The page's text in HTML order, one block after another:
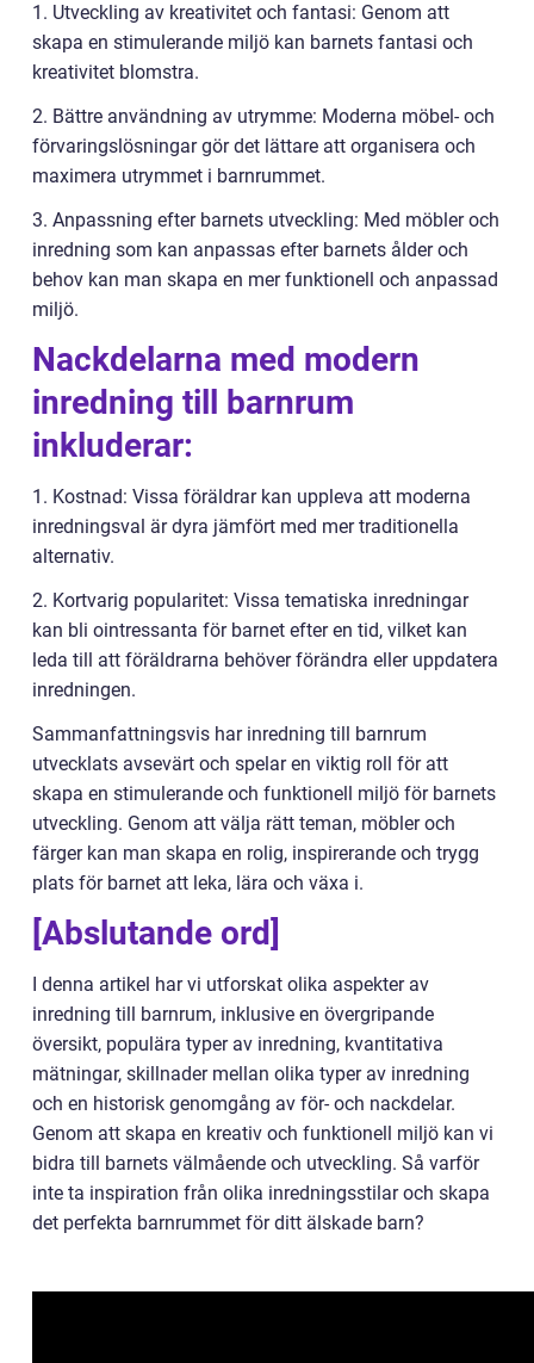
1. Utveckling av kreativitet och fantasi: Genom att
skapa en stimulerande miljö kan barnets fantasi och
kreativitet blomstra.
2. Bättre användning av utrymme: Moderna möbel- och
förvaringslösningar gör det lättare att organisera och
maximera utrymmet i barnrummet.
3. Anpassning efter barnets utveckling: Med möbler och
inredning som kan anpassas efter barnets ålder och
behov kan man skapa en mer funktionell och anpassad
miljö.
Nackdelarna med modern
inredning till barnrum
inkluderar:
1. Kostnad: Vissa föräldrar kan uppleva att moderna
inredningsval är dyra jämfört med mer traditionella
alternativ.
2. Kortvarig popularitet: Vissa tematiska inredningar
kan bli ointressanta för barnet efter en tid, vilket kan
leda till att föräldrarna behöver förändra eller uppdatera
inredningen.
Sammanfattningsvis har inredning till barnrum
utvecklats avsevärt och spelar en viktig roll för att
skapa en stimulerande och funktionell miljö för barnets
utveckling. Genom att välja rätt teman, möbler och
färger kan man skapa en rolig, inspirerande och trygg
plats för barnet att leka, lära och växa i.
[Abslutande ord]
I denna artikel har vi utforskat olika aspekter av
inredning till barnrum, inklusive en övergripande
översikt, populära typer av inredning, kvantitativa
mätningar, skillnader mellan olika typer av inredning
och en historisk genomgång av för- och nackdelar.
Genom att skapa en kreativ och funktionell miljö kan vi
bidra till barnets välmående och utveckling. Så varför
inte ta inspiration från olika inredningsstilar och skapa
det perfekta barnrummet för ditt älskade barn?